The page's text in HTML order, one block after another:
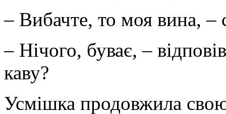
– Вибачте, то моя вина, –
– Нічого, буває, –
каву?
Усмішка продовжила